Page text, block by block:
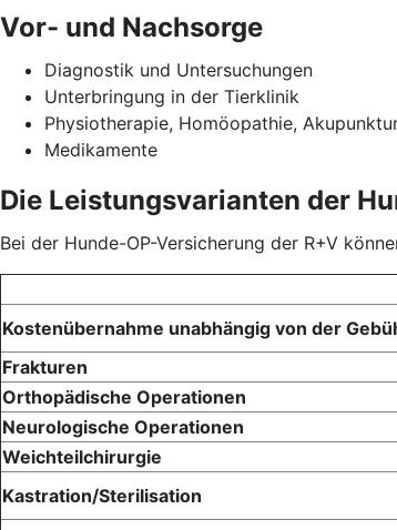
Vor- und Nachsorge
Diagnostik und Untersuchungen
Unterbringung in der Tierklinik
Physiotherapie, Homöopathie,
Medikamente
Die Leistungsvarianten der
Bei der Hunde-OP-Versicherung der R+V
Kostenübernahme unabhängig von der
Frakturen
Orthopädische Operationen
Neurologische Operationen
Weichteilchirurgie
Kastration/Sterilisation